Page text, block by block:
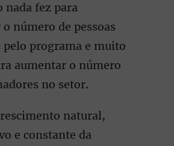
nada fez para
número de pessoas
pelo programa e muito
aumentar o número
no setor.
natural,
e constante da